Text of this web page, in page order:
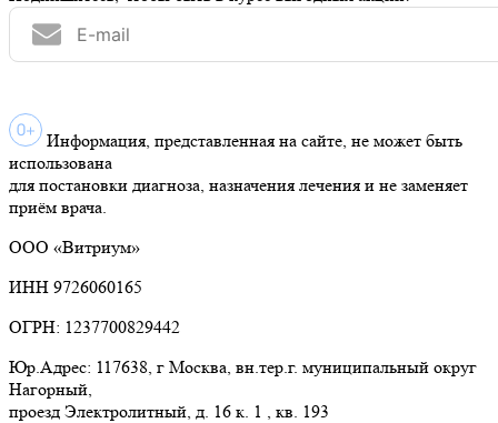
Информация, представленная на сайте, не может быть
использована
для постановки диагноза, назначения лечения и не заменяет
приём врача.
ООО «Витриум»
ИНН 9726060165
ОГРН: 1237700829442
Юр.Адрес: 117638, г Москва, вн.тер.г. муниципальный округ
Нагорный,
проезд Электролитный, д. 16 к. 1 , кв. 193